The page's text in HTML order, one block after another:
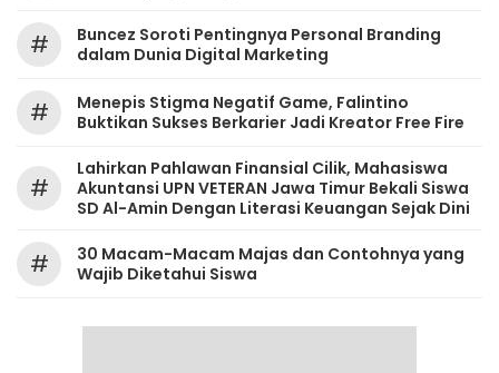
#
‎Buncez Soroti Pentingnya Personal Branding
dalam Dunia Digital Marketing
#
Menepis Stigma Negatif Game, Falintino
Buktikan Sukses Berkarier Jadi Kreator Free Fire
#
Lahirkan Pahlawan Finansial Cilik, Mahasiswa
Akuntansi UPN VETERAN Jawa Timur Bekali Siswa
SD Al-Amin Dengan Literasi Keuangan Sejak Dini
#
30 Macam-Macam Majas dan Contohnya yang
Wajib Diketahui Siswa